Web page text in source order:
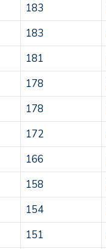
183
183
181
178
178
172
166
158
154
151